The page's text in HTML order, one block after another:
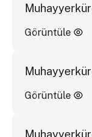
Görüntüle
Görüntüle